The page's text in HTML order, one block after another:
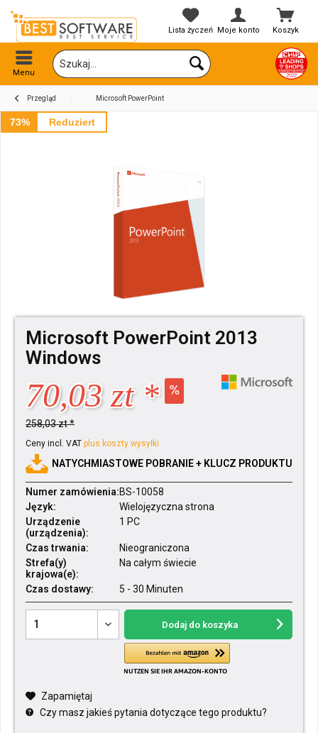
Koszyk
Lista życzeń Moje konto
Menu
Przegląd Microsoft PowerPoint
73% Reduziert
Microsoft PowerPoint 2013
Windows
70,03 zt *
258,03 zt *
Ceny incl. VAT plus koszty wysyłki
NATYCHMIASTOWE POBRANIE + KLUCZ PRODUKTU
Numer zamówienia:BS-10058
Język:
Wielojęzyczna strona
Urządzenie
(urządzenia):
1 PC
Czas trwania:
Nieograniczona
Strefa(y)
krajowa(e):
Na całym świecie
Czas dostawy: 5 - 30 Minuten
Dodaj do koszyka
Zapamiętaj
Czy masz jakieś pytania dotyczące tego produktu?